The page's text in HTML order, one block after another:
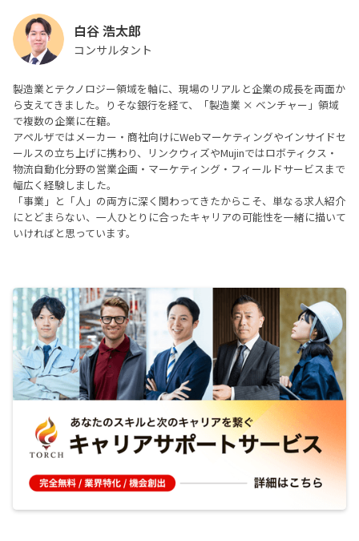
白谷 浩太郎
コンサルタント
製造業とテクノロジー領域を軸に、現場のリアルと企業の成長を両面か
ら支えてきました。りそな銀行を経て、「製造業 × ベンチャー」領域
で複数の企業に在籍。
アペルザではメーカー・商社向けにWebマーケティングやインサイドセ
ールスの立ち上げに携わり、リンクウィズやMujinではロボティクス・
物流自動化分野の営業企画・マーケティング・フィールドサービスまで
幅広く経験しました。
「事業」と「人」の両方に深く関わってきたからこそ、単なる求人紹介
にとどまらない、一人ひとりに合ったキャリアの可能性を一緒に描いて
いければと思っています。